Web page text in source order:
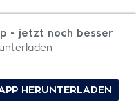
- jetzt noch besser
HERUNTERLADEN